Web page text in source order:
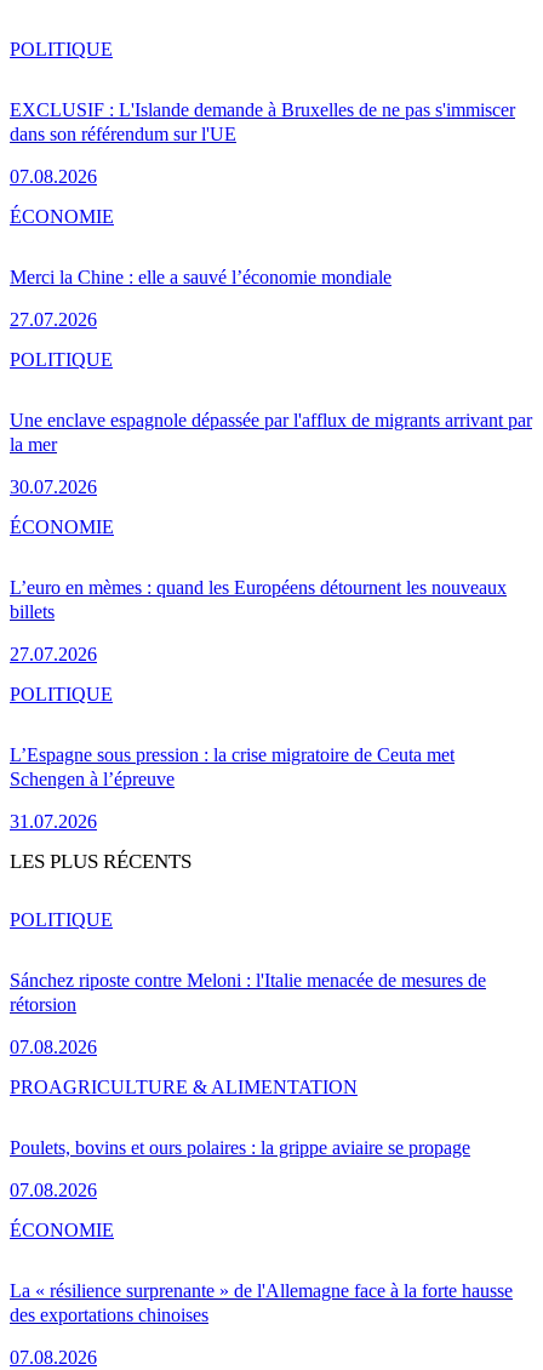
EXCLUSIF : L'Islande demande à Bruxelles de ne pas s'immiscer
dans son référendum sur l'UE
07.08.2026
POLITIQUE
Merci la Chine : elle a sauvé l’économie mondiale
27.07.2026
ÉCONOMIE
Une enclave espagnole dépassée par l'afflux de migrants arrivant par
la mer
30.07.2026
POLITIQUE
L’euro en mèmes : quand les Européens détournent les nouveaux
billets
27.07.2026
ÉCONOMIE
L’Espagne sous pression : la crise migratoire de Ceuta met
Schengen à l’épreuve
31.07.2026
POLITIQUE
LES PLUS RÉCENTS
Sánchez riposte contre Meloni : l'Italie menacée de mesures de
rétorsion
07.08.2026
POLITIQUE
Poulets, bovins et ours polaires : la grippe aviaire se propage
07.08.2026
PROAGRICULTURE & ALIMENTATION
La « résilience surprenante » de l'Allemagne face à la forte hausse
des exportations chinoises
07.08.2026
ÉCONOMIE